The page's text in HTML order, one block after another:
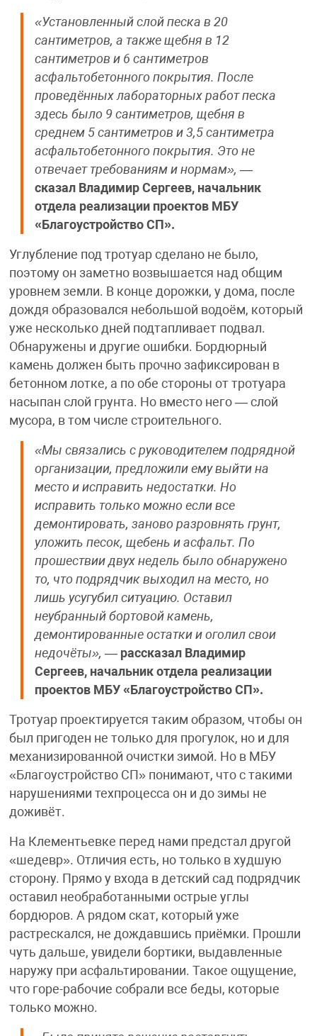
«Установленный слой песка в 20
сантиметров, а также щебня в 12
сантиметров и 6 сантиметров
асфальтобетонного покрытия. После
проведённых лабораторных работ песка
здесь было 9 сантиметров, щебня в
среднем 5 сантиметров и 3,5 сантиметра
асфальтобетонного покрытия. Это не
отвечает требованиям и нормам», —
сказал Владимир Сергеев, начальник
отдела реализации проектов МБУ
«Благоустройство СП».
Углубление под тротуар сделано не было,
поэтому он заметно возвышается над общим
уровнем земли. В конце дорожки, у дома, после
дождя образовался небольшой водоём, который
уже несколько дней подтапливает подвал.
Обнаружены и другие ошибки. Бордюрный
камень должен быть прочно зафиксирован в
бетонном лотке, а по обе стороны от тротуара
насыпан слой грунта. Но вместо него — слой
мусора, в том числе строительного.
«Мы связались с руководителем подрядной
организации, предложили ему выйти на
место и исправить недостатки. Но
исправить только можно если все
демонтировать, заново разровнять грунт,
уложить песок, щебень и асфальт. По
прошествии двух недель было обнаружено
то, что подрядчик выходил на место, но
лишь усугубил ситуацию. Оставил
неубранный бортовой камень,
демонтированные остатки и оголил свои
недочёты», — рассказал Владимир
Сергеев, начальник отдела реализации
проектов МБУ «Благоустройство СП».
Тротуар проектируется таким образом, чтобы он
был пригоден не только для прогулок, но и для
механизированной очистки зимой. Но в МБУ
«Благоустройство СП» понимают, что с такими
нарушениями техпроцесса он и до зимы не
доживёт.
На Клементьевке перед нами предстал другой
«шедевр». Отличия есть, но только в худшую
сторону. Прямо у входа в детский сад подрядчик
оставил необработанными острые углы
бордюров. А рядом скат, который уже
растрескался, не дождавшись приёмки. Прошли
чуть дальше, увидели бортики, выдавленные
наружу при асфальтировании. Такое ощущение,
что горе-рабочие собрали все беды, которые
только можно.